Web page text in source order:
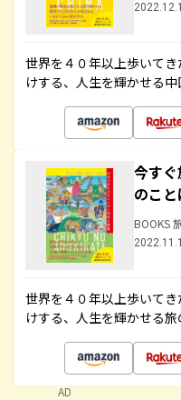
世界を４０年以上歩いて
けする、人生を輝かせる
今す
のこ
BOOKS
世界を４０年以上歩いて
けする、人生を輝かせる
AD